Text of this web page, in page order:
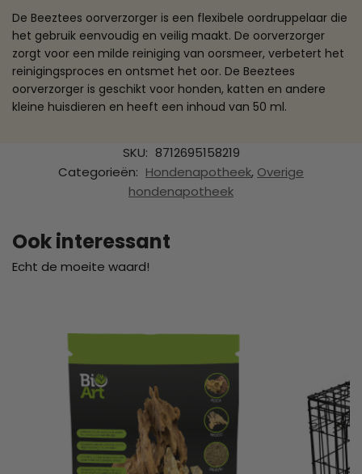
De Beeztees oorverzorger is een flexibele oordruppelaar die
het gebruik eenvoudig en veilig maakt. De oorverzorger
zorgt voor een milde reiniging van oorsmeer, verbetert het
reinigingsproces en ontsmet het oor. De Beeztees
oorverzorger is geschikt voor honden, katten en andere
kleine huisdieren en heeft een inhoud van 50 ml.
SKU: 8712695158219
Categorieën: Hondenapotheek, Overige
hondenapotheek
Ook interessant
Echt de moeite waard!